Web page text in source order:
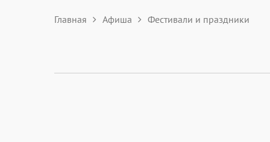
Главная Афиша Фестивали и праздники